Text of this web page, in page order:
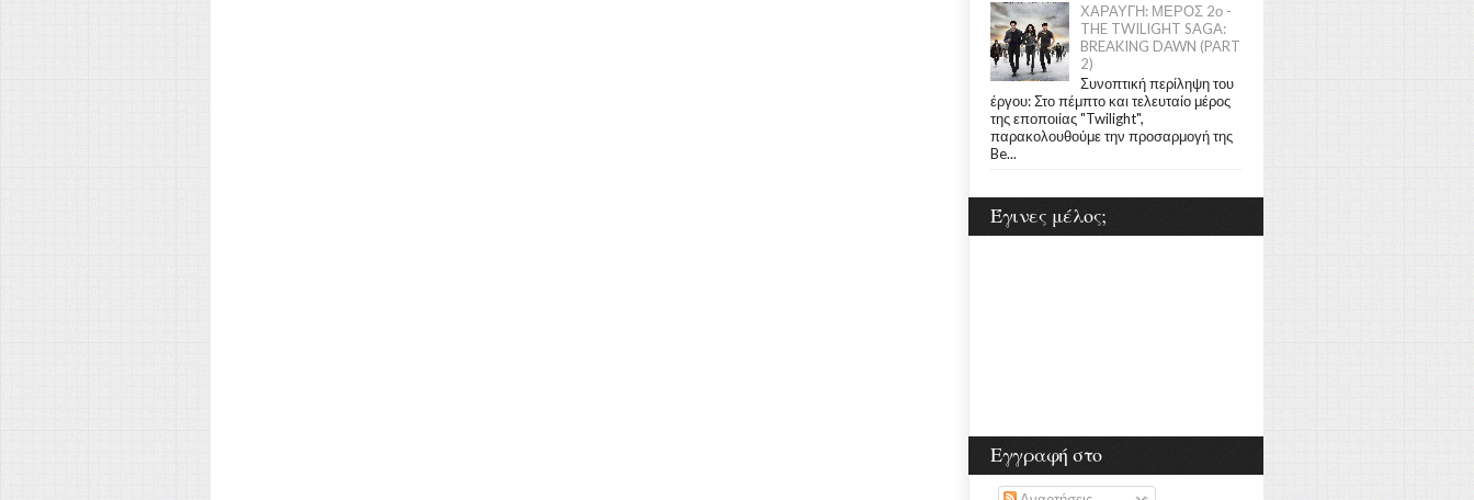
ΧΑΡΑΥΓΗ: ΜΕΡΟΣ 2ο -
THE TWILIGHT SAGA:
BREAKING DAWN (PART
2)
Συνοπτική περίληψη του
έργου: Στο πέμπτο και τελευταίο μέρος
της εποποιίας "Twilight",
παρακολουθούμε την προσαρμογή της
Be...
Έγινες μέλος;
Εγγραφή στο